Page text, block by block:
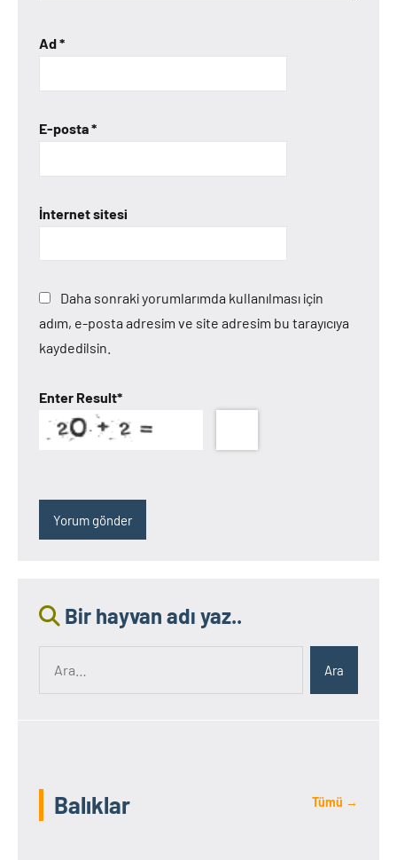
Ad*
E-posta*
İnternet sitesi
Daha sonraki yorumlarımda kullanılması için
adım, e-posta adresim ve site adresim bu tarayıcıya
kaydedilsin.
Enter Result*
Bir hayvan adı yaz..
Ara
Balıklar Tümü →